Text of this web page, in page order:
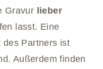
Gravur lieber
lasst. Eine
des Partners ist
Außerdem finden